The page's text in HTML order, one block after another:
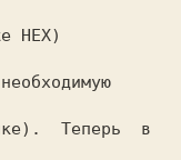
Теперь  в